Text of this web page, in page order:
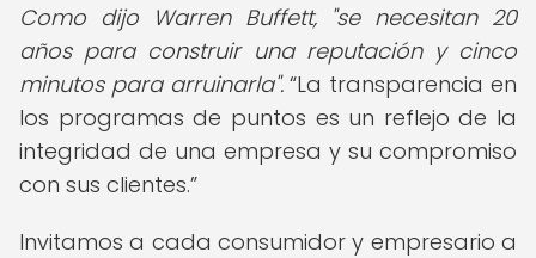
Como dijo Warren Buffett, "se necesitan 20
años para construir una reputación y cinco
minutos para arruinarla". La transparencia en
los programas de puntos es un reflejo de la
integridad de una empresa y su compromiso
con sus clientes.
Invitamos a cada consumidor y empresario a